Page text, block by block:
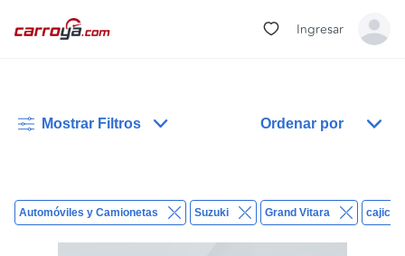
Ingresar
Mostrar Filtros Ordenar por
Automóviles y Camionetas Suzuki Grand Vitara cajica